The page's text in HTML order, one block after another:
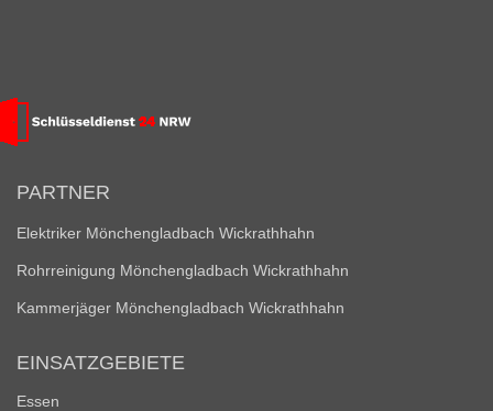
PARTNER
Elektriker Mönchengladbach Wickrathhahn
Rohrreinigung Mönchengladbach Wickrathhahn
Kammerjäger Mönchengladbach Wickrathhahn
EINSATZGEBIETE
Essen